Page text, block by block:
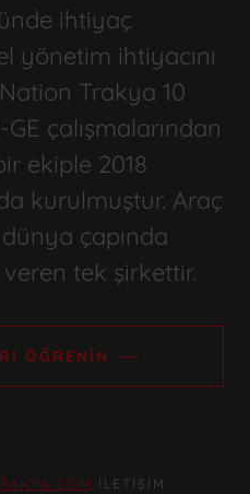
ihtiyaç
yönetim ihtiyacını
Trakya 10
çalışmalarından
ekiple 2018
kurulmuştur. Araç
çapında
tek şirkettir.
ÖĞRENIN
İLETIŞIM